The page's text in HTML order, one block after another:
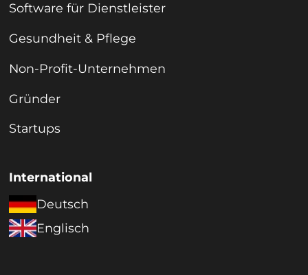
Software für Dienstleister
Gesundheit & Pflege
Non-Profit-Unternehmen
Gründer
Startups
International
Deutsch
Englisch